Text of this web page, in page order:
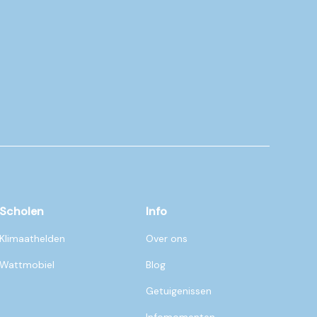
Scholen
Klimaathelden
Wattmobiel
Info
Over ons
Blog
Getuigenissen